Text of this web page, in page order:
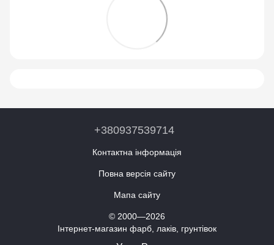
+380937539714
Контактна інформація
Повна версія сайту
Мапа сайту
© 2000—2026
Інтернет-магазин фарб, лаків, грунтівок